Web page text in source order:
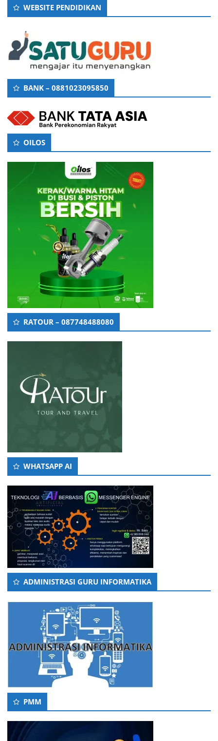
WEBSITE PENDIDIKAN
BANK – 0881023095850
OILOS
RATOUR – 087748488080
WHATSAPP AI
ADMINISTRASI GURU INFORMATIKA
PMM